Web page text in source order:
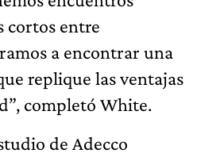
cortos entre
a encontrar una
replique las ventajas
completó White.
de Adecco